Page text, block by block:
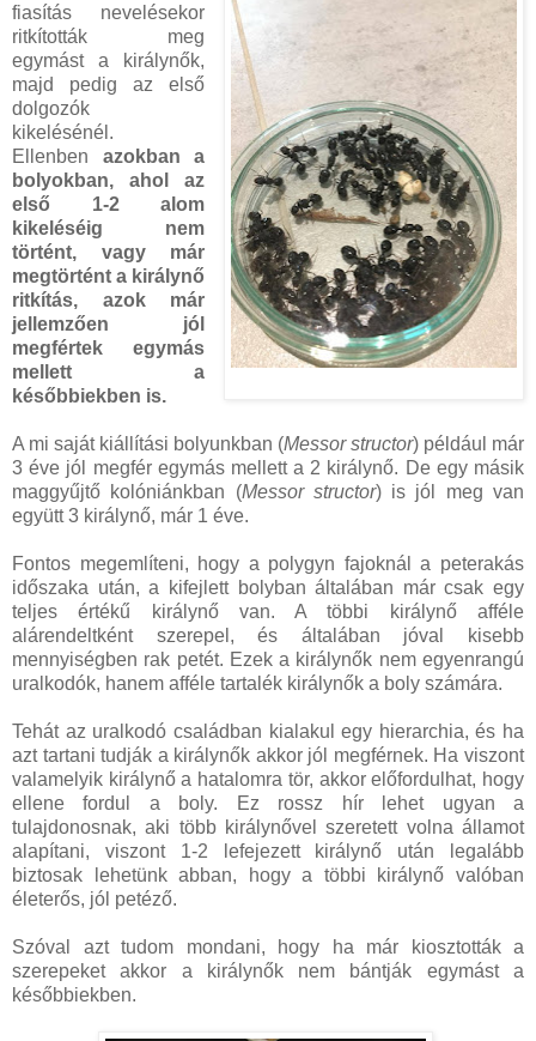
fiasítás nevelésekor
ritkították meg
egymást a királynők,
majd pedig az első
dolgozók
kikelésénél.
Ellenben azokban a
bolyokban, ahol az
első 1-2 alom
kikeléséig nem
történt, vagy már
megtörtént a királynő
ritkítás, azok már
jellemzően jól
megfértek egymás
mellett a
későbbiekben is.
A mi saját kiállítási bolyunkban (Messor structor) például már
3 éve jól megfér egymás mellett a 2 királynő. De egy másik
maggyűjtő kolóniánkban (Messor structor) is jól meg van
együtt 3 királynő, már 1 éve.
Fontos megemlíteni, hogy a polygyn fajoknál a peterakás
időszaka után, a kifejlett bolyban általában már csak egy
teljes értékű királynő van. A többi királynő afféle
alárendeltként szerepel, és általában jóval kisebb
mennyiségben rak petét. Ezek a királynők nem egyenrangú
uralkodók, hanem afféle tartalék királynők a boly számára.
Tehát az uralkodó családban kialakul egy hierarchia, és ha
azt tartani tudják a királynők akkor jól megférnek. Ha viszont
valamelyik királynő a hatalomra tör, akkor előfordulhat, hogy
ellene fordul a boly. Ez rossz hír lehet ugyan a
tulajdonosnak, aki több királynővel szeretett volna államot
alapítani, viszont 1-2 lefejezett királynő után legalább
biztosak lehetünk abban, hogy a többi királynő valóban
életerős, jól petéző.
Szóval azt tudom mondani, hogy ha már kiosztották a
szerepeket akkor a királynők nem bántják egymást a
későbbiekben.